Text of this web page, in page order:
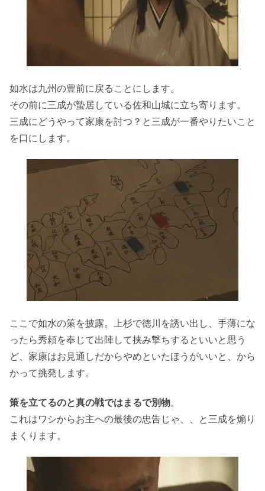
如水は九州の豊前に戻ることにします。
その前に三成が蟄居している佐和山城に立ち寄ります。
三成にどうやって家康を討つ？と三成が一番やりたいこと
を口にします。
ここで如水の策を披露。上杉で徳川を誘い出し、手薄にな
ったら秀頼を奉じて出陣して挟み撃ちするといいと思う
ど、家康はお見通しだからやめといたほうがいいと、から
かって挑発します。
策を立てるのと真の戦ではまるで別物。
これはワシからお主への最後の忠告じゃ、、と三成を煽り
まくります。